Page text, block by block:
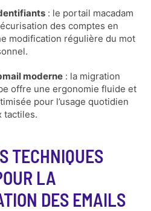
: le portail macadam
des comptes en
modification régulière du mot
moderne : la migration
offre une ergonomie fluide et
pour l’usage quotidien
tactiles.
TECHNIQUES
LA
DES EMAILS